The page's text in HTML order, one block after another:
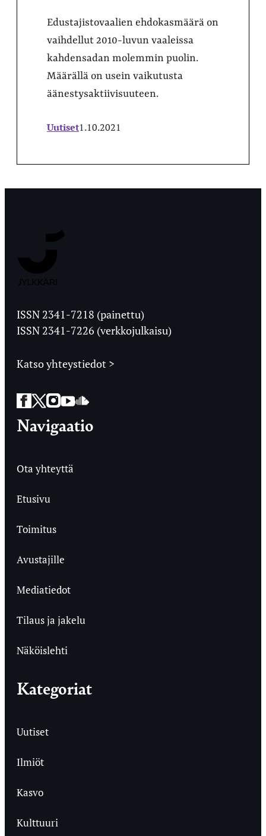
Edustajistovaalien ehdokasmäärä on
vaihdellut 2010-luvun vaaleissa
kahdensadan molemmin puolin.
Määrällä on usein vaikutusta
äänestysaktiivisuuteen.
Uutiset1.10.2021
Ylioppilaslehti
ISSN 2341-7218 (painettu)
ISSN 2341-7226 (verkkojulkaisu)
Katso yhteystiedot >
Facebook
Twitter
Instagram
YouTube
SoundCloud
Navigaatio
Ota yhteyttä
Etusivu
Toimitus
Avustajille
Mediatiedot
Tilaus ja jakelu
Näköislehti
Kategoriat
Uutiset
Ilmiöt
Kasvo
Kulttuuri